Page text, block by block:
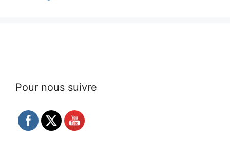
Pour nous suivre